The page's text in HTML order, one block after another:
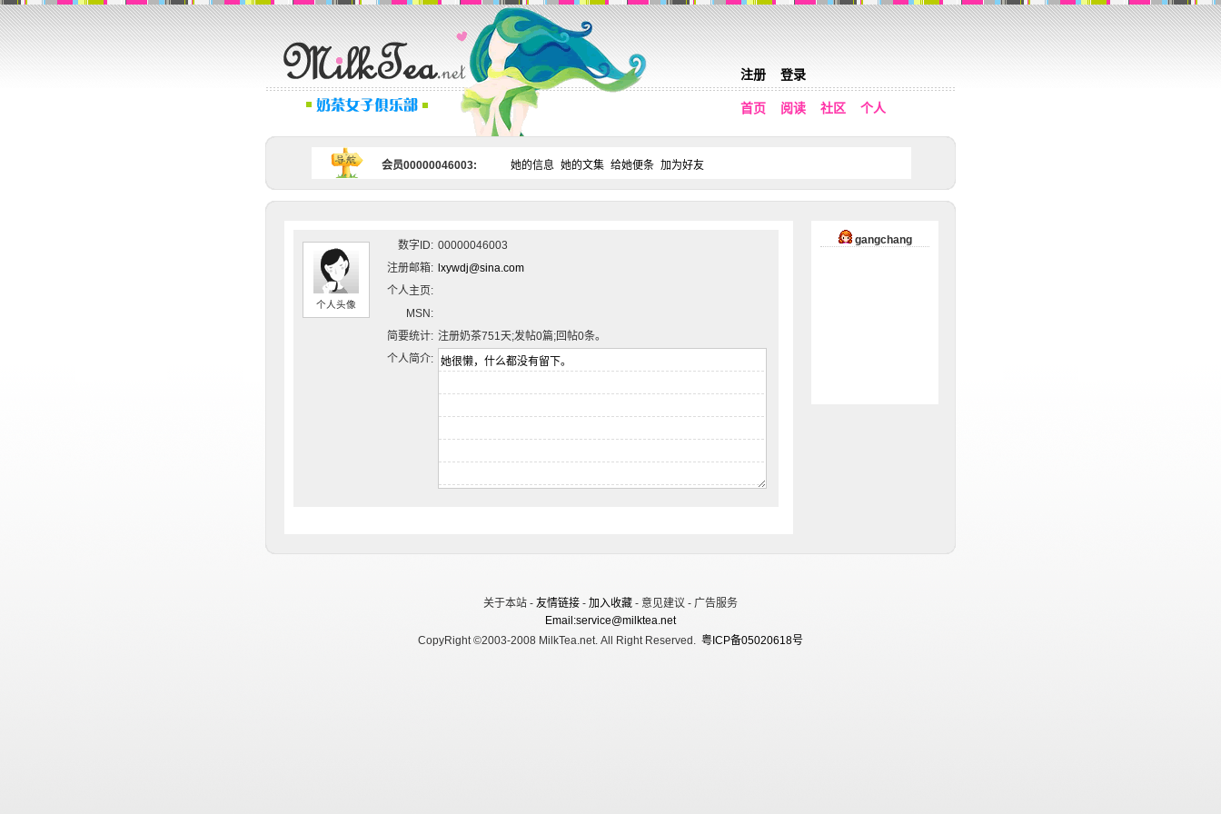
注册 登录
首页 阅读 社区 个人
会员00000046003: 她的信息 她的文集 给她便条 加为好友
个人头像
数字ID: 00000046003
注册邮箱: lxywdj@sina.com
个人主页:
MSN:
简要统计: 注册奶茶751天;发帖0篇;回帖0条。
个人简介:
gangchang
关于本站 - 友情链接 - 加入收藏 - 意见建议 - 广告服务
Email:service@milktea.net
CopyRight ©2003-2008 MilkTea.net. All Right Reserved. 粤ICP备05020618号